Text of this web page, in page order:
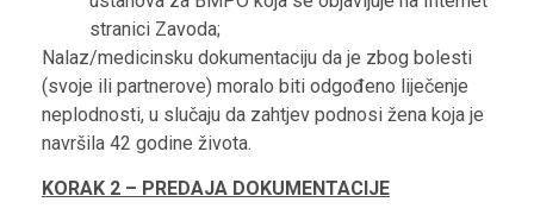
stranici Zavoda;
Nalaz/medicinsku dokumentaciju da je zbog bolesti
(svoje ili partnerove) moralo biti odgođeno liječenje
neplodnosti, u slučaju da zahtjev podnosi žena koja je
navršila 42 godine života.
KORAK 2 – PREDAJA DOKUMENTACIJE